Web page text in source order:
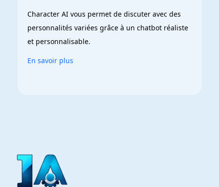
Character AI vous permet de discuter avec des
personnalités variées grâce à un chatbot réaliste
et personnalisable.
En savoir plus